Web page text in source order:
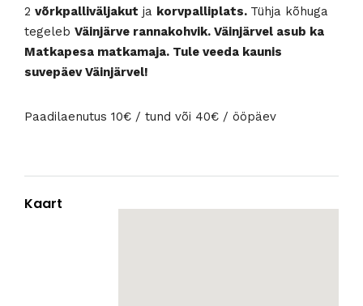
2 võrkpalliväljakut ja korvpalliplats. Tühja kõhuga
tegeleb Väinjärve rannakohvik. Väinjärvel asub ka
Matkapesa matkamaja. Tule veeda kaunis
suvepäev Väinjärvel!
Paadilaenutus 10€ / tund või 40€ / ööpäev
Kaart